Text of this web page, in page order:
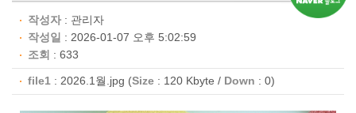
작성자 : 관리자
작성일 : 2026-01-07 오후 5:02:59
조회 : 633
file1 : 2026.1월.jpg (Size : 120 Kbyte / Down : 0)